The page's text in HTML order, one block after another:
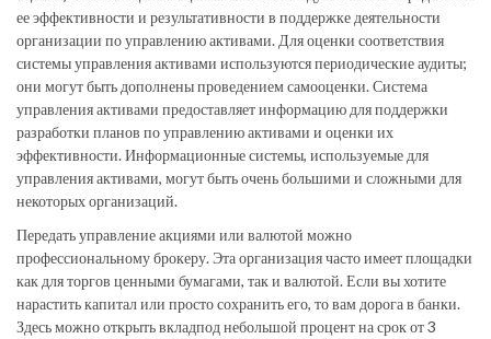
ее эффективности и результативности в поддержке деятельности
организации по управлению активами. Для оценки соответствия
системы управления активами используются периодические аудиты;
они могут быть дополнены проведением самооценки. Система
управления активами предоставляет информацию для поддержки
разработки планов по управлению активами и оценки их
эффективности. Информационные системы, используемые для
управления активами, могут быть очень большими и сложными для
некоторых организаций.
Передать управление акциями или валютой можно
профессиональному брокеру. Эта организация часто имеет площадки
как для торгов ценными бумагами, так и валютой. Если вы хотите
нарастить капитал или просто сохранить его, то вам дорога в банки.
Здесь можно открыть вкладпод небольшой процент на срок от 3